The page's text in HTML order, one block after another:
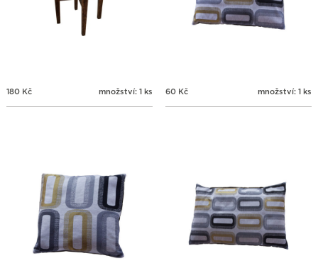
180 Kč množství: 1 ks 60 Kč množství: 1 ks